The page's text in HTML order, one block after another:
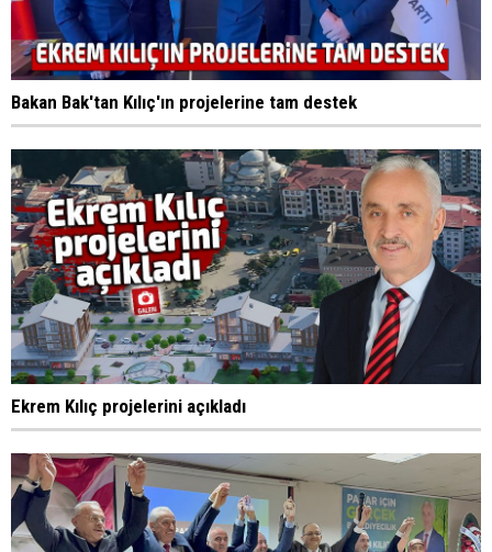
Bakan Bak'tan Kılıç'ın projelerine tam destek
Ekrem Kılıç projelerini açıkladı